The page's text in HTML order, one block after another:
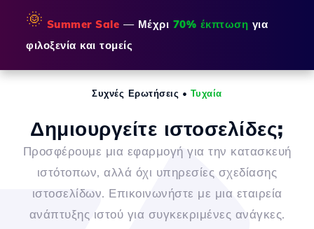
🌞 Summer Sale — Μέχρι 70% έκπτωση για
φιλοξενία και τομείς
Συχνές Ερωτήσεις • Τυχαία
Δημιουργείτε ιστοσελίδες;
Προσφέρουμε μια εφαρμογή για την κατασκευή
ιστότοπων, αλλά όχι υπηρεσίες σχεδίασης
ιστοσελίδων. Επικοινωνήστε με μια εταιρεία
ανάπτυξης ιστού για συγκεκριμένες ανάγκες.